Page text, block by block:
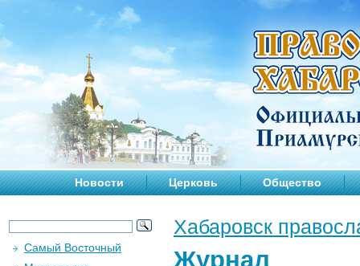
Новости Церковь Общество
Хабаровск
Журнал
Самый Восточный